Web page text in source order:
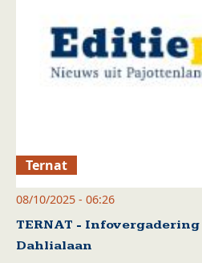
Ternat
08/10/2025 - 06:26
TERNAT -
Dahlialaan